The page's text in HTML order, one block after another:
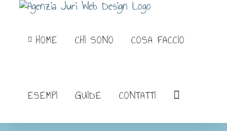
contenutoHOME CHI SONO COSA FACCIO
ESEMPI GUIDE CONTATTI